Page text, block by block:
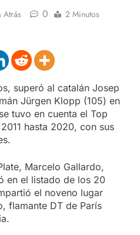
Atrás 0 2 Minutos
superó al catalán Josep
Jürgen Klopp (105) en
tuvo en cuenta el Top
hasta 2020, con sus
Marcelo Gallardo,
en el listado de los 20
el noveno lugar
flamante DT de París